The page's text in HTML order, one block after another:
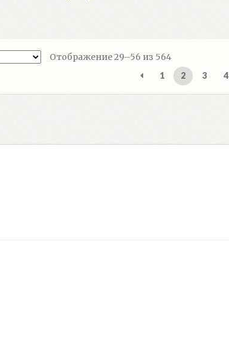
Отображение 29–56 из 564Сортировка:
самые
недавние
1 2 3 4